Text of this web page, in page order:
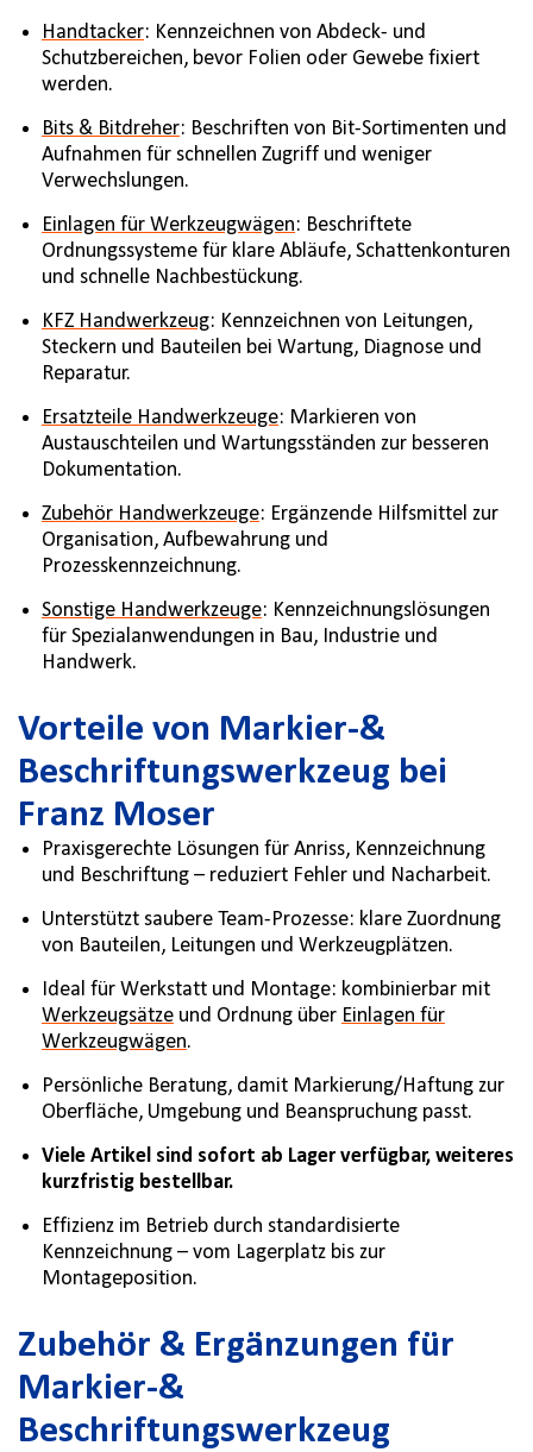
Handtacker: Kennzeichnen von Abdeck- und
Schutzbereichen, bevor Folien oder Gewebe fixiert
werden.
Bits & Bitdreher: Beschriften von Bit-Sortimenten und
Aufnahmen für schnellen Zugriff und weniger
Verwechslungen.
Einlagen für Werkzeugwägen: Beschriftete
Ordnungssysteme für klare Abläufe, Schattenkonturen
und schnelle Nachbestückung.
KFZ Handwerkzeug: Kennzeichnen von Leitungen,
Steckern und Bauteilen bei Wartung, Diagnose und
Reparatur.
Ersatzteile Handwerkzeuge: Markieren von
Austauschteilen und Wartungsständen zur besseren
Dokumentation.
Zubehör Handwerkzeuge: Ergänzende Hilfsmittel zur
Organisation, Aufbewahrung und
Prozesskennzeichnung.
Sonstige Handwerkzeuge: Kennzeichnungslösungen
für Spezialanwendungen in Bau, Industrie und
Handwerk.
Vorteile von Markier-&
Beschriftungswerkzeug bei
Franz Moser
Praxisgerechte Lösungen für Anriss, Kennzeichnung
und Beschriftung – reduziert Fehler und Nacharbeit.
Unterstützt saubere Team-Prozesse: klare Zuordnung
von Bauteilen, Leitungen und Werkzeugplätzen.
Ideal für Werkstatt und Montage: kombinierbar mit
Werkzeugsätze und Ordnung über Einlagen für
Werkzeugwägen.
Persönliche Beratung, damit Markierung/Haftung zur
Oberfläche, Umgebung und Beanspruchung passt.
Viele Artikel sind sofort ab Lager verfügbar, weiteres
kurzfristig bestellbar.
Effizienz im Betrieb durch standardisierte
Kennzeichnung – vom Lagerplatz bis zur
Montageposition.
Zubehör & Ergänzungen für
Markier-&
Beschriftungswerkzeug